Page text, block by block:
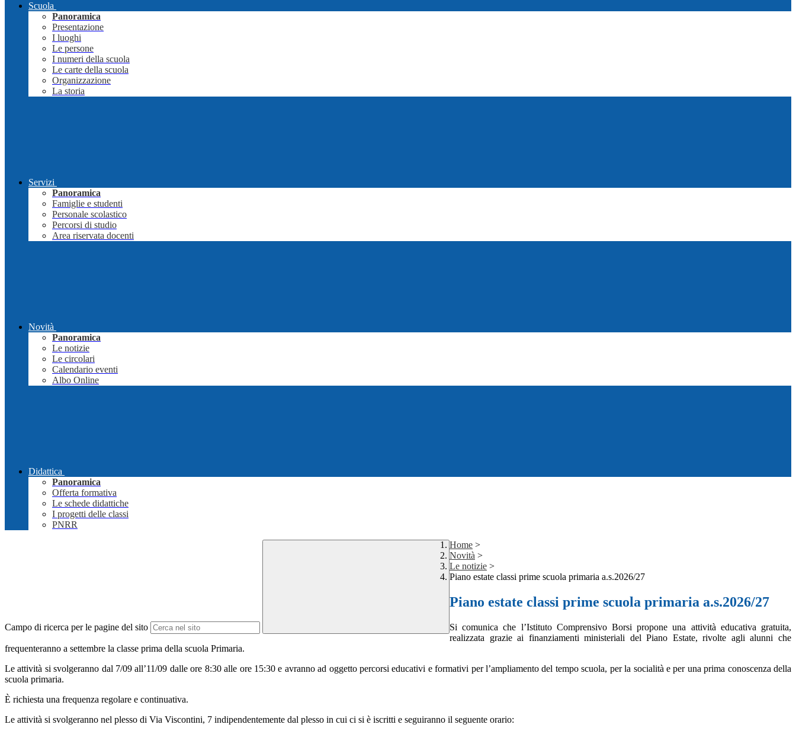
Scuola
Panoramica
Presentazione
I luoghi
Le persone
I numeri della scuola
Le carte della scuola
Organizzazione
La storia
Servizi
Panoramica
Famiglie e studenti
Personale scolastico
Percorsi di studio
Area riservata docenti
Novità
Panoramica
Le notizie
Le circolari
Calendario eventi
Albo Online
Didattica
Panoramica
Offerta formativa
Le schede didattiche
I progetti delle classi
PNRR
Campo di ricerca per le pagine del sito
Home >
Novità >
Le notizie >
Piano estate classi prime scuola primaria a.s.2026/27
Piano estate classi prime scuola primaria a.s.2026/27
Si comunica che l’Istituto Comprensivo Borsi propone una attività educativa gratuita,
realizzata grazie ai finanziamenti ministeriali del Piano Estate, rivolte agli alunni che
frequenteranno a settembre la classe prima della scuola Primaria.
Le attività si svolgeranno dal 7/09 all’11/09 dalle ore 8:30 alle ore 15:30 e avranno ad oggetto percorsi educativi e formativi per l’ampliamento del tempo scuola, per la socialità e per una prima conoscenza della
scuola primaria.
È richiesta una frequenza regolare e continuativa.
Le attività si svolgeranno nel plesso di Via Viscontini, 7 indipendentemente dal plesso in cui ci si è iscritti e seguiranno il seguente orario: